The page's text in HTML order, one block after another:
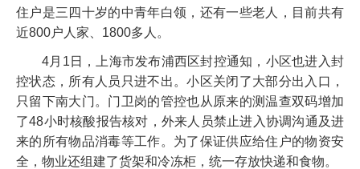
住户是三四十岁的中青年白领，还有一些老人，目前共有
近800户人家、1800多人。
4月1日，上海市发布浦西区封控通知，小区也进入封
控状态，所有人员只进不出。小区关闭了大部分出入口，
只留下南大门。门卫岗的管控也从原来的测温查双码增加
了48小时核酸报告核对，外来人员禁止进入协调沟通及进
来的所有物品消毒等工作。为了保证供应给住户的物资安
全，物业还组建了货架和冷冻柜，统一存放快递和食物。